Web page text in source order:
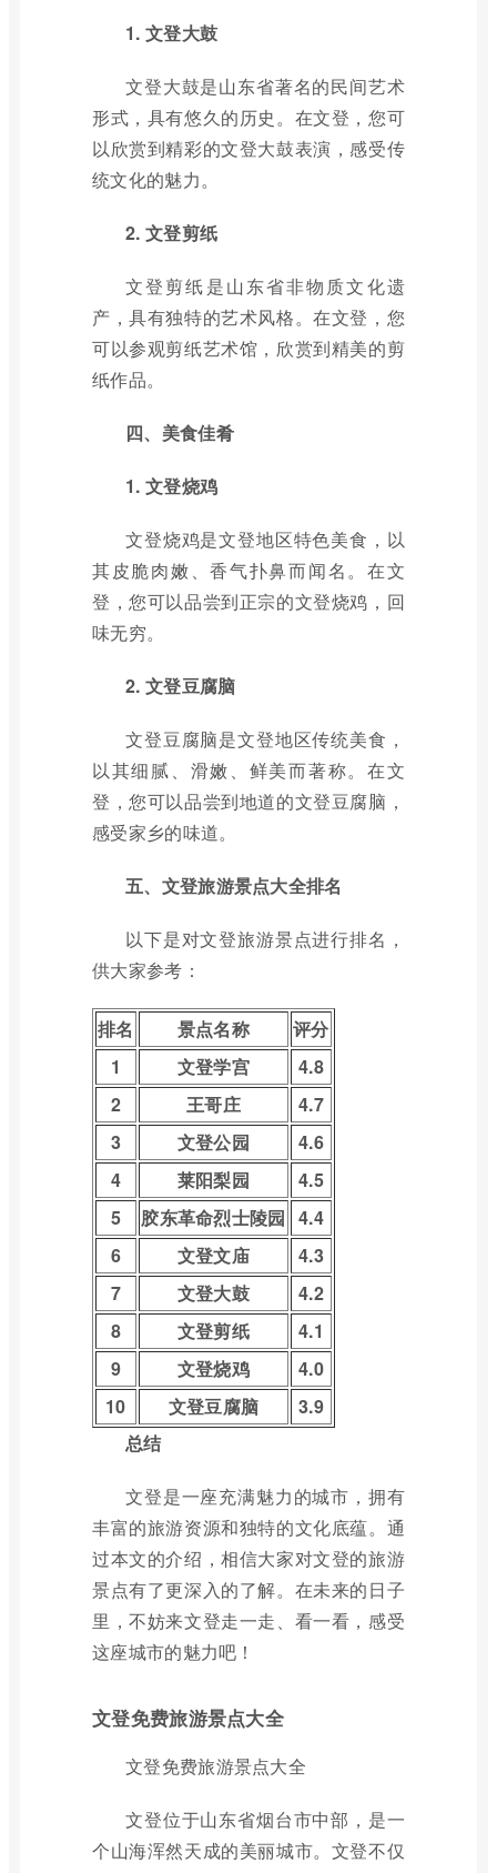
1. 文登大鼓
文登大鼓是山东省著名的民间艺术
形式，具有悠久的历史。在文登，您可
以欣赏到精彩的文登大鼓表演，感受传
统文化的魅力。
2. 文登剪纸
文登剪纸是山东省非物质文化遗
产，具有独特的艺术风格。在文登，您
可以参观剪纸艺术馆，欣赏到精美的剪
纸作品。
四、美食佳肴
1. 文登烧鸡
文登烧鸡是文登地区特色美食，以
其皮脆肉嫩、香气扑鼻而闻名。在文
登，您可以品尝到正宗的文登烧鸡，回
味无穷。
2. 文登豆腐脑
文登豆腐脑是文登地区传统美食，
以其细腻、滑嫩、鲜美而著称。在文
登，您可以品尝到地道的文登豆腐脑，
感受家乡的味道。
五、文登旅游景点大全排名
以下是对文登旅游景点进行排名，
供大家参考：
排名 景点名称
评分
1
文登学宫
4.8
2
王哥庄
4.7
3
文登公园
4.6
4
莱阳梨园
4.5
5
胶东革命烈士陵园 4.4
6
文登文庙
4.3
7
文登大鼓
4.2
8
文登剪纸
4.1
9
文登烧鸡
4.0
10
文登豆腐脑
3.9
总结
文登是一座充满魅力的城市，拥有
丰富的旅游资源和独特的文化底蕴。通
过本文的介绍，相信大家对文登的旅游
景点有了更深入的了解。在未来的日子
里，不妨来文登走一走、看一看，感受
这座城市的魅力吧！
文登免费旅游景点大全
文登免费旅游景点大全
文登位于山东省烟台市中部，是一
个山海浑然天成的美丽城市。文登不仅